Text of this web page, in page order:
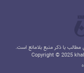
با ذکر منبع بلامانع است.
Copyright © 2025